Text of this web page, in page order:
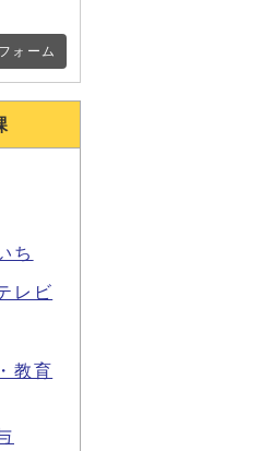
ォーム
ち
レビ
教育